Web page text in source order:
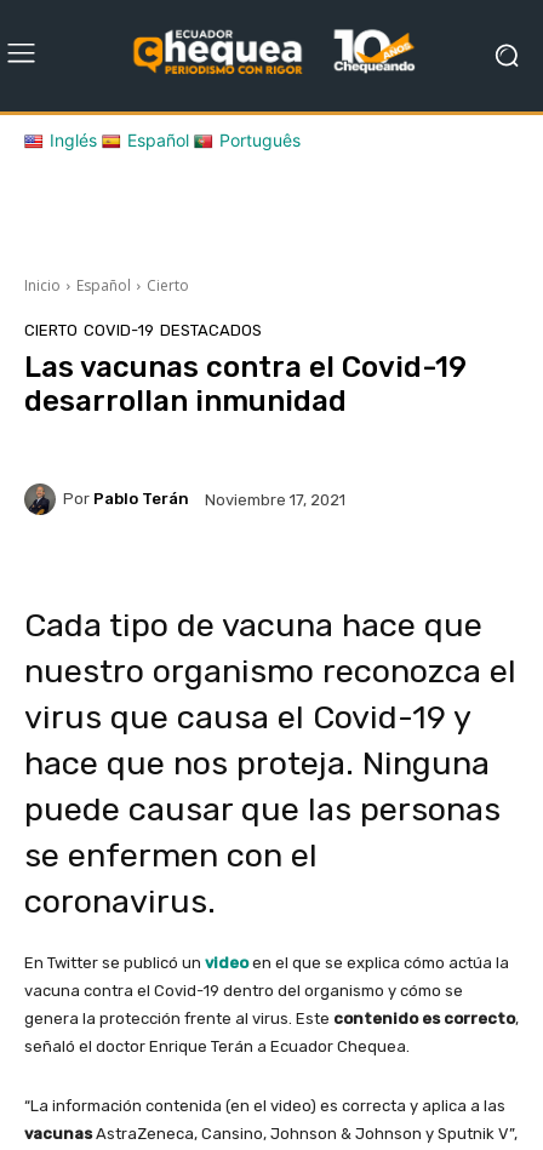
Inglés Español Português
Inicio Español Cierto
CIERTO COVID-19 DESTACADOS
Las vacunas contra el Covid-19
desarrollan inmunidad
Por Pablo Terán Noviembre 17, 2021
Cada tipo de vacuna hace que
nuestro organismo reconozca el
virus que causa el Covid-19 y
hace que nos proteja. Ninguna
puede causar que las personas
se enfermen con el
coronavirus.
En Twitter se publicó un videoen el que se explica cómo actúa la
vacuna contra el Covid-19 dentro del organismo y cómo se
genera la protección frente al virus. Este contenido es correcto,
señaló el doctor Enrique Terán a Ecuador Chequea.
“La información contenida (en el video) es correcta y aplica a las
vacunasAstraZeneca, Cansino, Johnson & Johnson y Sputnik V”,